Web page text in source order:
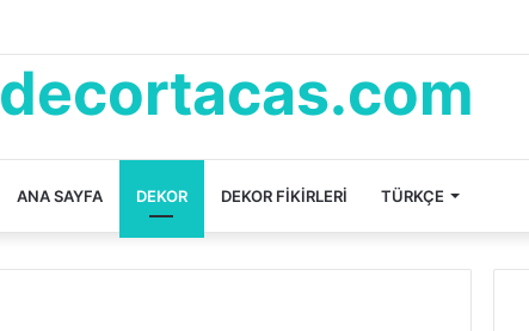
decortacas.com
ANA SAYFA DEKOR DEKOR FIKIRLERI TÜRKÇE